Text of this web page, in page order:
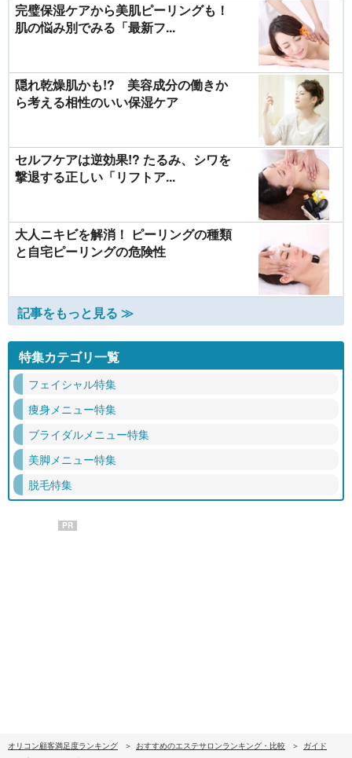
完璧保湿ケアから美肌ピーリングも！
肌の悩み別でみる「最新フ...
隠れ乾燥肌かも!? 美容成分の働きか
ら考える相性のいい保湿ケア
セルフケアは逆効果!? たるみ、シワを
撃退する正しい「リフトア...
大人ニキビを解消！ ピーリングの種類
と自宅ピーリングの危険性
記事をもっと見る ≫
特集カテゴリ一覧
フェイシャル特集
痩身メニュー特集
ブライダルメニュー特集
美脚メニュー特集
脱毛特集
PR
オリコン顧客満足度ランキング おすすめのエステサロンランキング・比較
ガイド